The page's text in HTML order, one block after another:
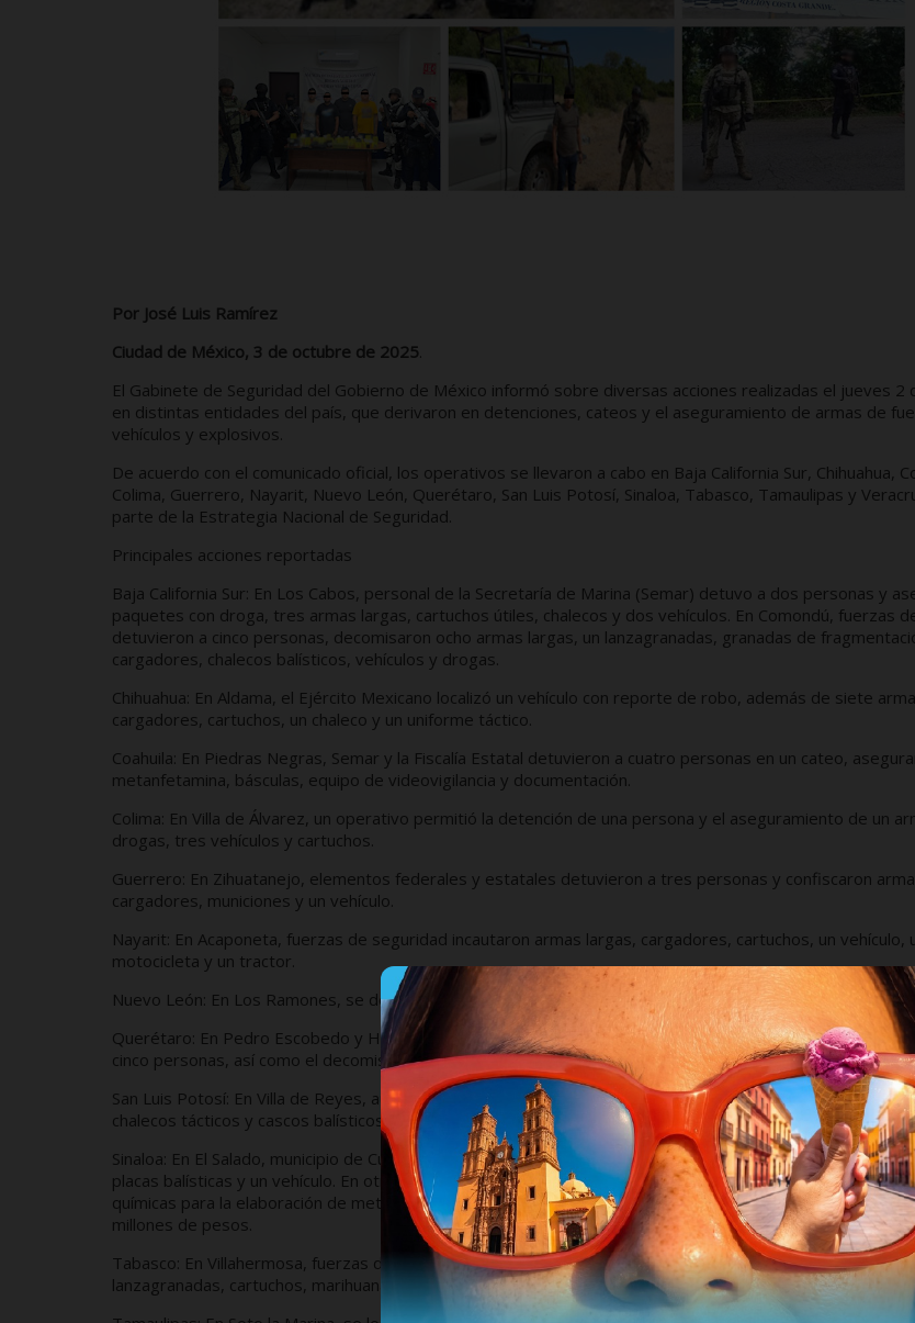
Por José Luis Ramírez
Ciudad de México, 3 de octubre de 2025.
El Gabinete de Seguridad del Gobierno de México informó sobre diversas acciones realizadas el jueves 2
en distintas entidades del país, que derivaron en detenciones, cateos y el aseguramiento de armas de
vehículos y explosivos.
De acuerdo con el comunicado oficial, los operativos se llevaron a cabo en Baja California Sur, Chihuahua,
Colima, Guerrero, Nayarit, Nuevo León, Querétaro, San Luis Potosí, Sinaloa, Tabasco, Tamaulipas y
parte de la Estrategia Nacional de Seguridad.
Principales acciones reportadas
Baja California Sur: En Los Cabos, personal de la Secretaría de Marina (Semar) detuvo a dos personas y
paquetes con droga, tres armas largas, cartuchos útiles, chalecos y dos vehículos. En Comondú, fuerzas
detuvieron a cinco personas, decomisaron ocho armas largas, un lanzagranadas, granadas de
cargadores, chalecos balísticos, vehículos y drogas.
Chihuahua: En Aldama, el Ejército Mexicano localizó un vehículo con reporte de robo, además de siete
cargadores, cartuchos, un chaleco y un uniforme táctico.
Coahuila: En Piedras Negras, Semar y la Fiscalía Estatal detuvieron a cuatro personas en un cateo,
metanfetamina, básculas, equipo de videovigilancia y documentación.
Colima: En Villa de Álvarez, un operativo permitió la detención de una persona y el aseguramiento de un
drogas, tres vehículos y cartuchos.
Guerrero: En Zihuatanejo, elementos federales y estatales detuvieron a tres personas y confiscaron
cargadores, municiones y un vehículo.
Nayarit: En Acaponeta, fuerzas de seguridad incautaron armas largas, cargadores, cartuchos, un vehículo,
motocicleta y un tractor.
Nuevo León: En Los Ramones, se detuvo a nueve personas con armas largas, cartuchos, chalecos tácticos
Querétaro: En Pedro Escobedo y Huimilpan, se realizaron cateos en 10 inmuebles que derivaron en la
cinco personas, así como el decomiso de armas, drogas, equipos de comunicación y vehículos.
San Luis Potosí: En Villa de Reyes, autoridades aseguraron nueve armas largas, 54 cargadores, más de mil
chalecos tácticos y cascos balísticos.
Sinaloa: En El Salado, municipio de Culiacán, fueron detenidas dos personas con armas largas, cartuchos,
placas balísticas y un vehículo. En otro operativo en Cosalá, el Ejército localizó dos centros de acopio de
químicas para la elaboración de metanfetamina, asegurando 530 litros de precursores con un valor
millones de pesos.
Tabasco: En Villahermosa, fuerzas de seguridad detuvieron a una persona, asegurando un arma larga, un
lanzagranadas, cartuchos, marihuana, metanfetamina y un vehículo con reporte de robo.